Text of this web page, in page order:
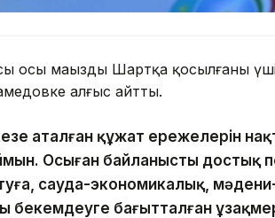
осы маңызды Шартқа қосылғаны
алғыс айтты.
аталған құжат ережелерін
Осыған байланысты достық
сауда-экономикалық,
бекемдеуге бағытталған